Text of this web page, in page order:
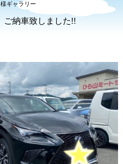
ギャラリー
納車致しました!!